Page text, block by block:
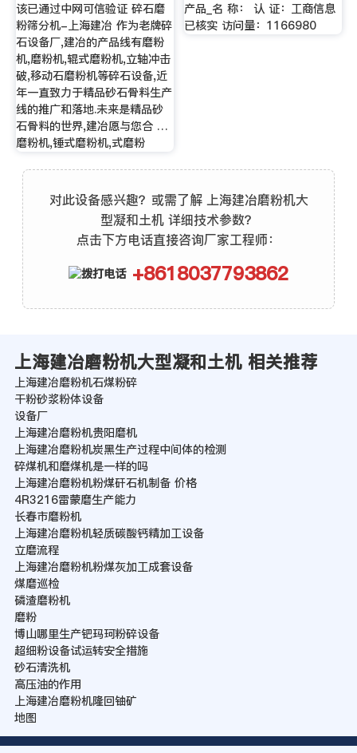
该已通过中网可信验证 碎石磨
粉筛分机-上海建冶 作为老牌碎
石设备厂,建冶的产品线有磨粉
机,磨粉机,辊式磨粉机,立轴冲击
破,移动石磨粉机等碎石设备,近
年一直致力于精品砂石骨料生产
线的推广和落地.未来是精品砂
石骨料的世界,建冶愿与您合 …
磨粉机,锤式磨粉机,式磨粉
产品_名 称： 认 证：工商信息
已核实 访问量：1166980
对此设备感兴趣？或需了解 上海建冶磨粉机大
型凝和土机 详细技术参数？
点击下方电话直接咨询厂家工程师：
+8618037793862
上海建冶磨粉机大型凝和土机 相关推荐
上海建冶磨粉机石煤粉碎
干粉砂浆粉体设备
设备厂
上海建冶磨粉机贵阳磨机
上海建冶磨粉机炭黑生产过程中间体的检测
碎煤机和磨煤机是一样的吗
上海建冶磨粉机粉煤矸石机制备 价格
4R3216雷蒙磨生产能力
长春市磨粉机
上海建冶磨粉机轻质碳酸钙精加工设备
立磨流程
上海建冶磨粉机粉煤灰加工成套设备
煤磨巡检
磷渣磨粉机
磨粉
博山哪里生产钯玛珂粉碎设备
超细粉设备试运转安全措施
砂石清洗机
高压油的作用
上海建冶磨粉机隆回铀矿
地图